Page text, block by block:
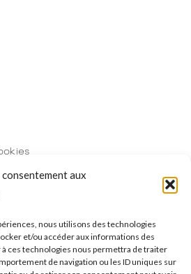
aux
nous utilisons des technologies
et/ou accéder aux informations des
à ces technologies nous permettra de traiter
de navigation ou les ID uniques sur
(UE)